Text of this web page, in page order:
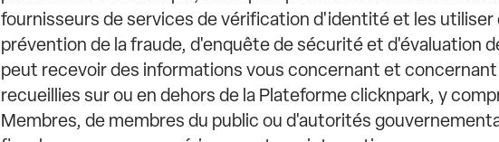
fournisseurs de services de vérification d'identité et les
prévention de la fraude, d'enquête de sécurité et d'évaluation
peut recevoir des informations vous concernant et
recueillies sur ou en dehors de la Plateforme clicknpark, y
Membres, de membres du public ou d'autorités